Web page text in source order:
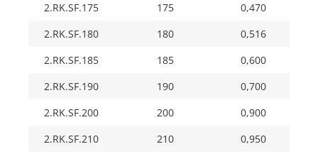
2.RK.SF.175
175
0,470
2.RK.SF.180
180
0,516
2.RK.SF.185
185
0,600
2.RK.SF.190
190
0,700
2.RK.SF.200
200
0,900
2.RK.SF.210
210
0,950